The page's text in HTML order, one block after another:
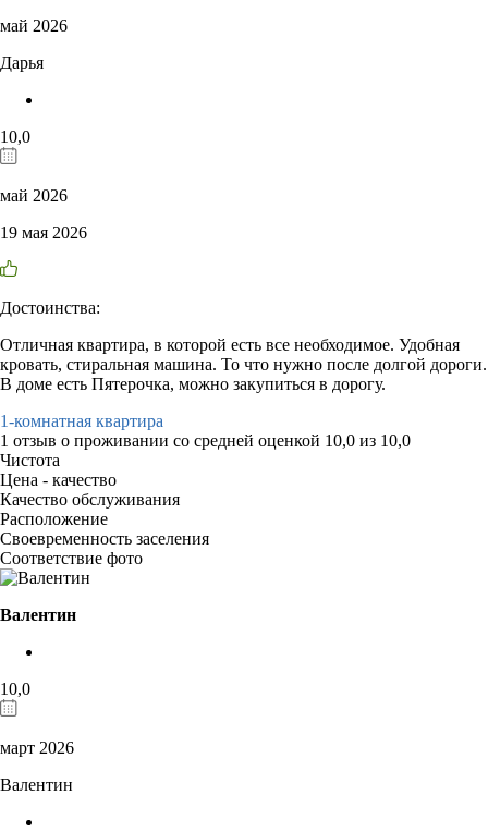
май 2026
Дарья
10,0
май 2026
19 мая 2026
Достоинства:
Отличная квартира, в которой есть все необходимое. Удобная
кровать, стиральная машина. То что нужно после долгой дороги.
В доме есть Пятерочка, можно закупиться в дорогу.
1-комнатная квартира
1 отзыв о проживании со средней оценкой 10,0 из 10,0
Чистота
Цена - качество
Качество обслуживания
Расположение
Своевременность заселения
Соответствие фото
Валентин
10,0
март 2026
Валентин